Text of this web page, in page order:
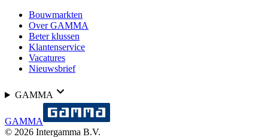
Bouwmarkten
Over GAMMA
Beter klussen
Klantenservice
Vacatures
Nieuwsbrief
GAMMA
GAMMA
© 2026 Intergamma B.V.